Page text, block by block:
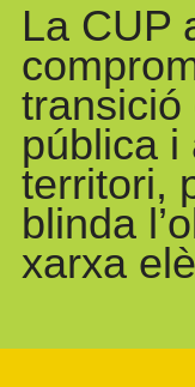
La CUP
transició
pública i
territori,
blinda
xarxa